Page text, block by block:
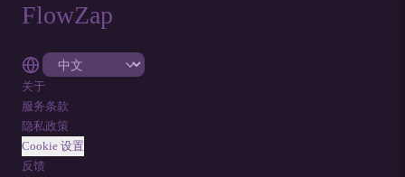
FlowZap
关于
服务条款
隐私政策
Cookie 设置
反馈